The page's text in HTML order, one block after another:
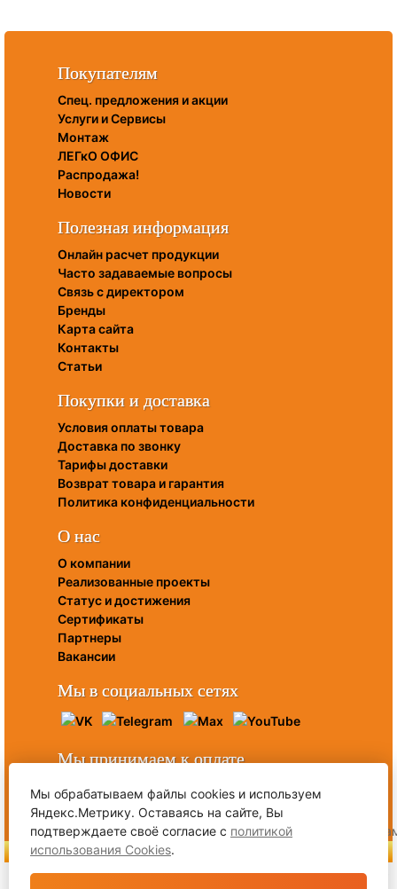
Покупателям
Спец. предложения и акции
Услуги и Сервисы
Монтаж
ЛЕГкО ОФИС
Распродажа!
Новости
Полезная информация
Онлайн расчет продукции
Часто задаваемые вопросы
Связь с директором
Бренды
Карта сайта
Контакты
Статьи
Покупки и доставка
Условия оплаты товара
Доставка по звонку
Тарифы доставки
Возврат товара и гарантия
Политика конфиденциальности
О нас
О компании
Реализованные проекты
Статус и достижения
Сертификаты
Партнеры
Вакансии
Мы в социальных сетях
Мы принимаем к оплате
ЗВОНИТЕ: +7 (812) 767-85-60
Сайт https://pxc-spb.ru (далее - сайт) создан исключительно в
Мы обрабатываем файлы cookies и используем
Яндекс.Метрику. Оставаясь на сайте, Вы
подтверждаете своё согласие с политикой
использования Cookies.